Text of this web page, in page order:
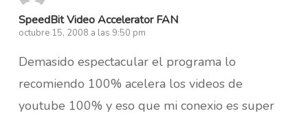
SpeedBit Video Accelerator FAN
octubre 15, 2008 a las 9:50 pm
Demasido espectacular el programa lo
recomiendo 100% acelera los videos de
youtube 100% y eso que mi conexio es super